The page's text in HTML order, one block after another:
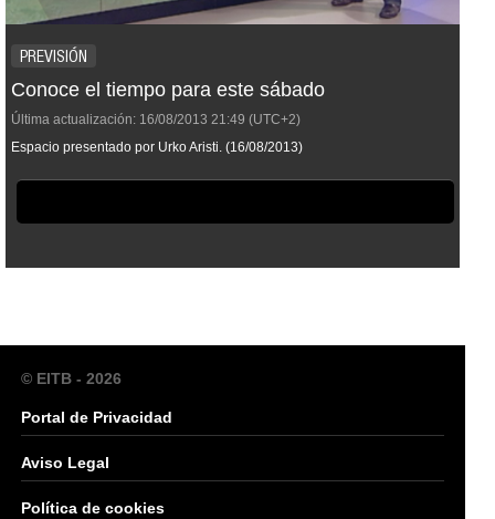
PREVISIÓN
Conoce el tiempo para este sábado
Última actualización: 16/08/2013 21:49 (UTC+2)
Espacio presentado por Urko Aristi. (16/08/2013)
© EITB - 2026
Portal de Privacidad
Aviso Legal
Política de cookies